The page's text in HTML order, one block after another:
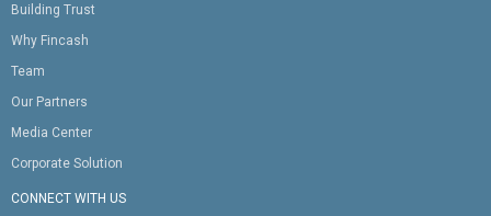
Building Trust
Why Fincash
Team
Our Partners
Media Center
Corporate Solution
CONNECT WITH US